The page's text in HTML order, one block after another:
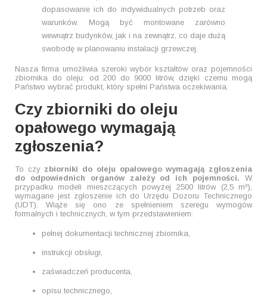
dopasowanie ich do indywidualnych potrzeb oraz
warunków. Mogą być montowane zarówno
wewnątrz budynków, jak i na zewnątrz, co daje dużą
swobodę w planowaniu instalacji grzewczej.
Nasza firma umożliwia szeroki wybór kształtów oraz pojemności
zbiornika do oleju: od 200 do 9000 litrów, dzięki czemu mogą
Państwo wybrać produkt, który spełni Państwa oczekiwania.
Czy zbiorniki do oleju
opałowego wymagają
zgłoszenia?
To czy zbiorniki do oleju opałowego wymagają zgłoszenia
do odpowiednich organów zależy od ich pojemności. W
przypadku modeli mieszczących powyżej 2500 litrów (2,5 m³),
wymagane jest zgłoszenie ich do Urzędu Dozoru Technicznego
(UDT). Wiąże się ono ze spełnieniem szeregu wymogów
formalnych i technicznych, w tym przedstawieniem:
pełnej dokumentacji technicznej zbiornika,
instrukcji obsługi,
zaświadczeń producenta,
opisu technicznego,